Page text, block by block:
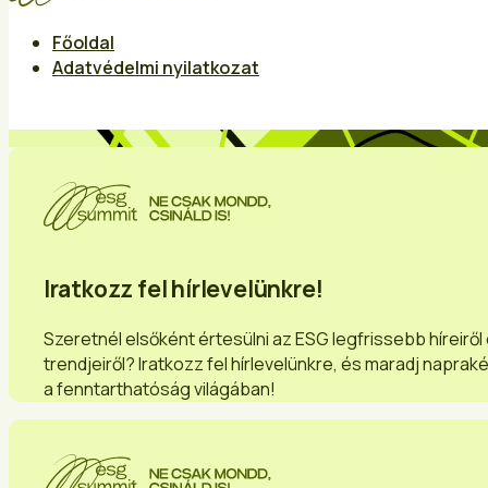
Főoldal
Adatvédelmi nyilatkozat
Iratkozz fel hírlevelünkre!
Szeretnél elsőként értesülni az ESG legfrissebb híreiről
trendjeiről? Iratkozz fel hírlevelünkre, és maradj
a fenntarthatóság világában!